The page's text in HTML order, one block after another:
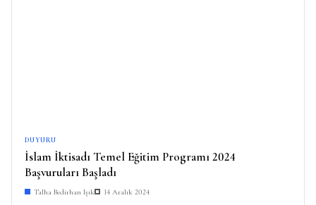
DUYURU
İslam İktisadı Temel Eğitim Programı 2024
Başvuruları Başladı
Talha Bedirhan Işık 14 Aralık 2024